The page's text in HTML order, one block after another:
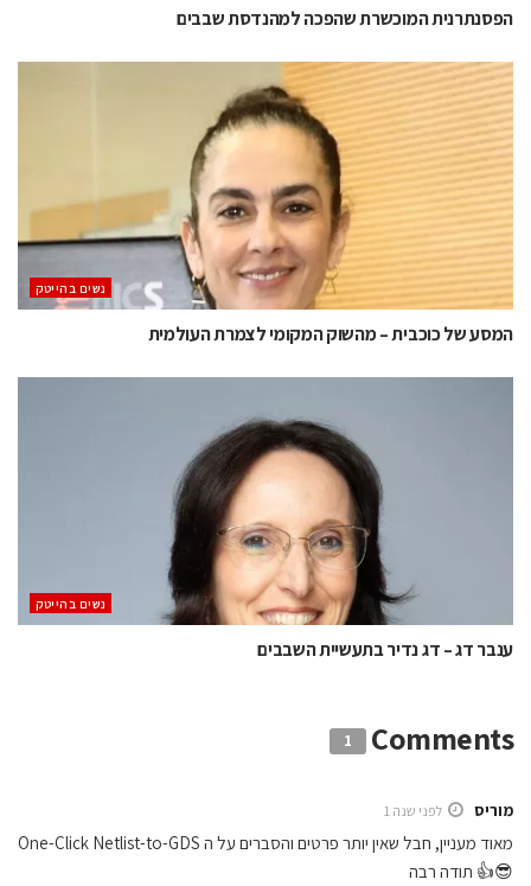
הפסנתרנית המוכשרת שהפכה למהנדסת שבבים
נשים בהייטק
המסע של כוכבית – מהשוק המקומי לצמרת העולמית
נשים בהייטק
ענבר דג – דג נדיר בתעשיית השבבים
Comments
1
מוריס לפני שנה 1
מאוד מעניין, חבל שאין יותר פרטים והסברים על ה One-Click Netlist-to-GDS
😎👍 תודה רבה